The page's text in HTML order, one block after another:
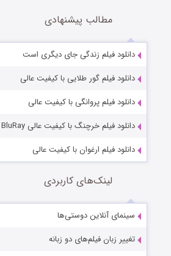
مطالب پیشنهادی
دانلود فیلم زندگی جای دیگری است
دانلود فیلم گور طلایی با کیفیت عالی
دانلود فیلم پروانگی با کیفیت عالی
دانلود فیلم خرچنگ با کیفیت عالی BluRay
دانلود فیلم ارغوان با کیفیت عالی
لینک‌های کاربردی
سینمای آنلاین دوستی‌ها
تغییر زبان فیلم‌های دو زبانه